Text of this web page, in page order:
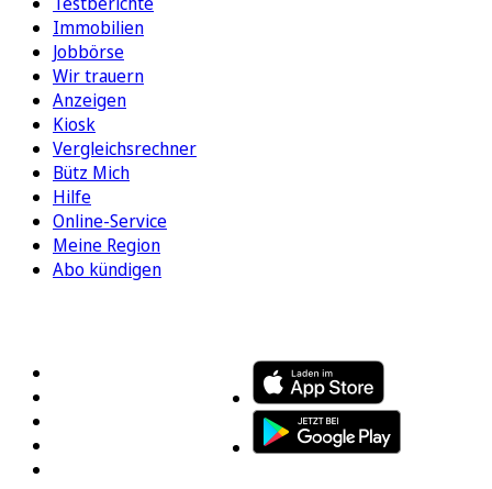
Immobilien
Jobbörse
Wir trauern
Anzeigen
Kiosk
Vergleichsrechner
Bütz Mich
Hilfe
Online-Service
Meine Region
Abo kündigen